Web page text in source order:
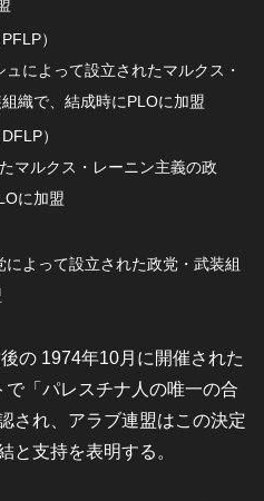
）
によって設立されたマルクス・
織で、結成時にPLOに加盟
）
マルクス・レーニン主義の政
に加盟
よって設立された政党・武装組
の 1974年10月に開催された
「パレスチナ人の唯一の合
され、アラブ連盟はこの決定
と支持を表明する。